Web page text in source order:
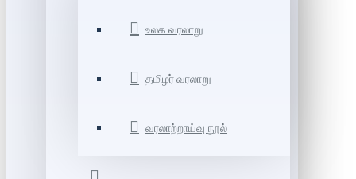
உலக வரலாறு
தமிழர் வரலாறு
வரலாற்றாய்வு நூல்